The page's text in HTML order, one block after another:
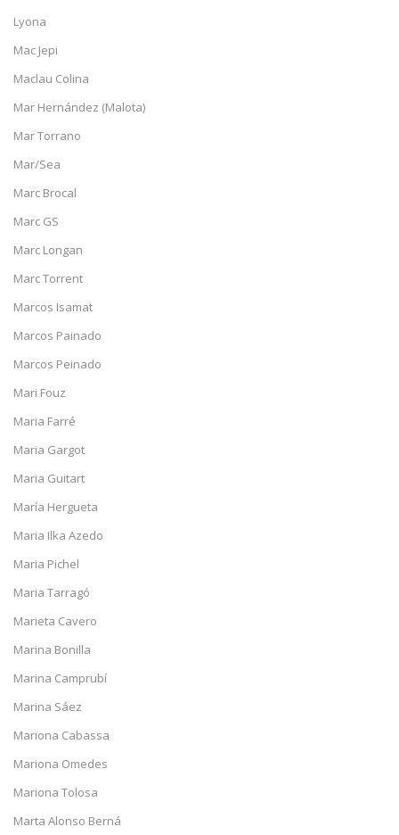
Lyona
Mac Jepi
Maclau Colina
Mar Hernández (Malota)
Mar Torrano
Mar/Sea
Marc Brocal
Marc GS
Marc Longan
Marc Torrent
Marcos Isamat
Marcos Painado
Marcos Peinado
Mari Fouz
Maria Farré
Maria Gargot
Maria Guitart
María Hergueta
Maria Ilka Azedo
Maria Pichel
Maria Tarragó
Marieta Cavero
Marina Bonilla
Marina Camprubí
Marina Sáez
Mariona Cabassa
Mariona Omedes
Mariona Tolosa
Marta Alonso Berná